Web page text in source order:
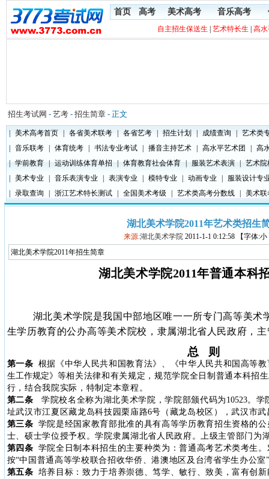
首页 高考 美术高考 音乐高考
自主招生保送生 艺术特长生 高
招生考试网 - 艺考 - 招生简章 - 正文
美术高考首页 各省美术联考 各省艺考 招生计划 成绩查询
艺术类
音乐联考 体育统考 书法专业考试 播音主持艺术 高水平艺术团
高
学前教育 运动训练体育单招 体育教育社会体育 服装艺术表演
艺术院
美术专业 音乐表演专业 表演专业 模特专业 动画专业
服装设计专
录取查询 浙江艺术特长测试 全国美术考级 艺术类高考分数线 美术联
湖北美术学院2011年艺术类招生
来源:湖北美术学院 2011-1-1 0:12:58 【字体:
湖北美术学院2011年招生简章
湖北美术学院2011年普通本科
湖北美术学院是我国中部地区唯一一所专门高等美术
生学历教育的公办高等美术院校，隶属湖北省人民政府，
总 则
第一条 根据《中华人民共和国教育法》、《中华人民共和国高等教
生工作规定》 等相关法律和有关规定，规范学院全日制普通本科招
行，结合我院实际，特制定本章程。
第二条
学院校名全称为湖北美术学院，学院部颁代码为 10523。学
址武汉市江夏区藏龙岛科技园栗庙路6号（藏龙岛校区），武汉市武
第三条 学院是经国家教育部批准的具有高等学历教育招生资格的
士、硕士学位授予权。学院隶属湖北省人民政府。上级主管部门为
第四条 学院全日制本科招生的主要种类为：普通高考艺术类考生
按“中国普通高等学校联合招收华侨、港澳地区及台湾省学生办公室”
第五条 培养目标：致力于培养崇德、笃学、敏行、致美，富有创